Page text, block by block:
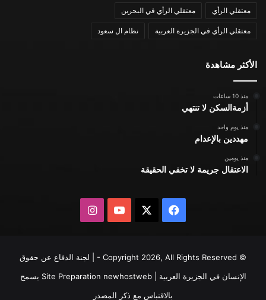
معتقلي الرأي معتقلي الرأي في البحرين
معتقلي الرأي في الجزيرة العربية نظام ال سعود
الأكثر مشاهدة
منذ 10 ساعات
أزمةالسكن لا تنتهي
منذ يوم واحد
مهددين بالإعدام
منذ يومين
الاعتقال جريمة لا تخفي الحقيقة
فيسبوك يوتيوبانستقرام
© Copyright 2026, All Rights Reserved - | لجنة الدفاع عن حقوق
الإنسان في الجزيرة العربية | Site Preparationnewhostweb
يسمح
بالاقتباس مع ذكر المصدر